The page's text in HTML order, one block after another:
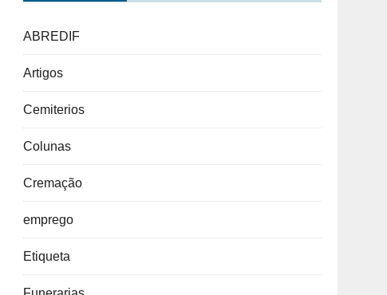
ABREDIF
Artigos
Cemiterios
Colunas
Cremação
emprego
Etiqueta